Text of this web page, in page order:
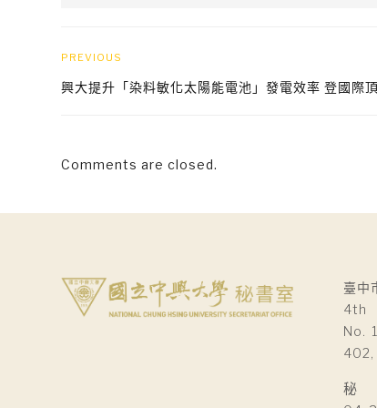
PREVIOUS
興大提升「染料敏化太陽能電池」發電效率 登國際
Comments are closed.
臺中
4th
No.
402,
秘